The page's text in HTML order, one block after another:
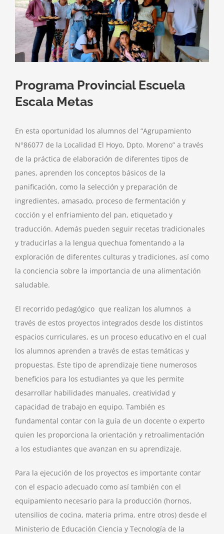
más
grande
Programa Provincial Escuela
Escala Metas
En esta oportunidad los alumnos del “Agrupamiento
N°86077 de la Localidad El Hoyo, Dpto. Moreno” a través
de la práctica de elaboración de diferentes tipos de
panes, aprenden los conceptos básicos de la
panificación, como la selección y preparación de
ingredientes, amasado, proceso de fermentación y
cocción y el enfriamiento del pan, etiquetado y
traducción. Además pueden seguir recetas tradicionales
y traducirlas a la lengua quechua fomentando a la
exploración de diferentes culturas y tradiciones, así como
la conciencia sobre la importancia de una alimentación
saludable.
El recorrido pedagógico que realizan los alumnos a
través de estos proyectos integrados desde los distintos
espacios curriculares, es un proceso educativo en el cual
los alumnos aprenden a través de estas temáticas y
propuestas. Este tipo de aprendizaje tiene numerosos
beneficios para los estudiantes ya que les permite
desarrollar habilidades manuales, creatividad y
capacidad de trabajo en equipo. También es
fundamental contar con la guía de un docente o experto
quien les proporciona la orientación y retroalimentación
a los estudiantes que avanzan en su aprendizaje.
Para la ejecución de los proyectos es importante contar
con el espacio adecuado como así también con el
equipamiento necesario para la producción (hornos,
utensilios de cocina, materia prima, entre otros) desde el
Ministerio de Educación Ciencia y Tecnología de la